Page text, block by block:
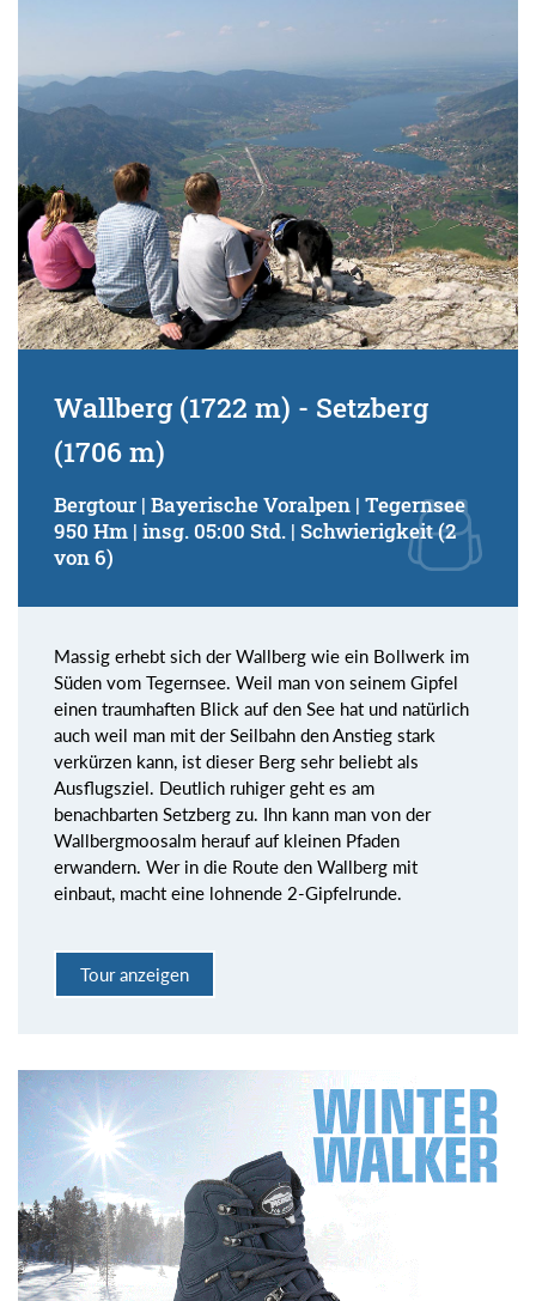
von
bis
Suchbegriff:
Wallberg (1722 m) - Setzberg
(1706 m)
Bergtour | Bayerische Voralpen | Tegernsee
950 Hm | insg. 05:00 Std. | Schwierigkeit (2
von 6)
Massig erhebt sich der Wallberg wie ein Bollwerk im
Süden vom Tegernsee. Weil man von seinem Gipfel
einen traumhaften Blick auf den See hat und natürlich
auch weil man mit der Seilbahn den Anstieg stark
verkürzen kann, ist dieser Berg sehr beliebt als
Ausflugsziel. Deutlich ruhiger geht es am
benachbarten Setzberg zu. Ihn kann man von der
Wallbergmoosalm herauf auf kleinen Pfaden
erwandern. Wer in die Route den Wallberg mit
einbaut, macht eine lohnende 2-Gipfelrunde.
Tour anzeigen